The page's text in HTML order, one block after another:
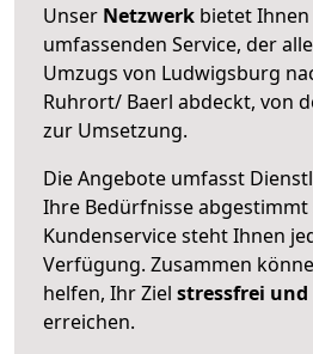
Unser Netzwerk bietet Ihnen
umfassenden Service, der
Umzugs von Ludwigsburg
Ruhrort/ Baerl abdeckt, von
zur Umsetzung.
Die Angebote umfasst
Ihre Bedürfnisse
Kundenservice steht Ihnen
Verfügung. Zusammen
helfen, Ihr Ziel stressfrei
erreichen.